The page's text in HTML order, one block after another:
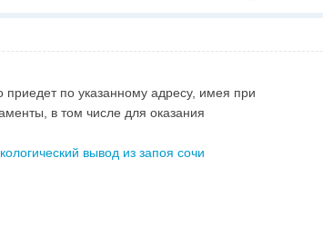
приедет по указанному адресу, имея при
в том числе для оказания
вывод из запоя сочи